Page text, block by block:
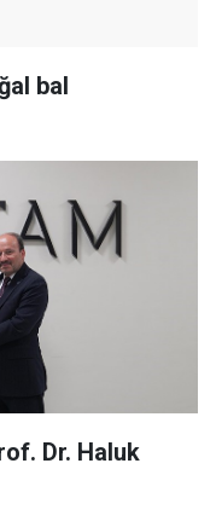
bal
Dr. Haluk